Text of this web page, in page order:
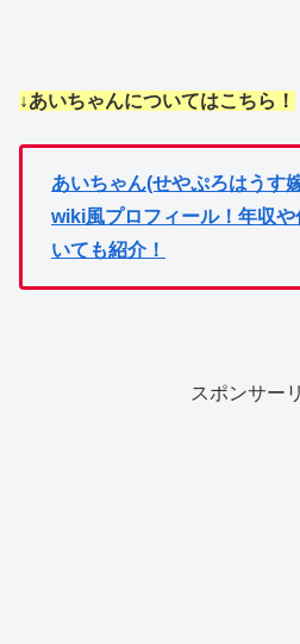
↓あいちゃんについてはこちら！
あいちゃん(せやぷろはうす
wiki風プロフィール！年収
いても紹介！
スポンサー